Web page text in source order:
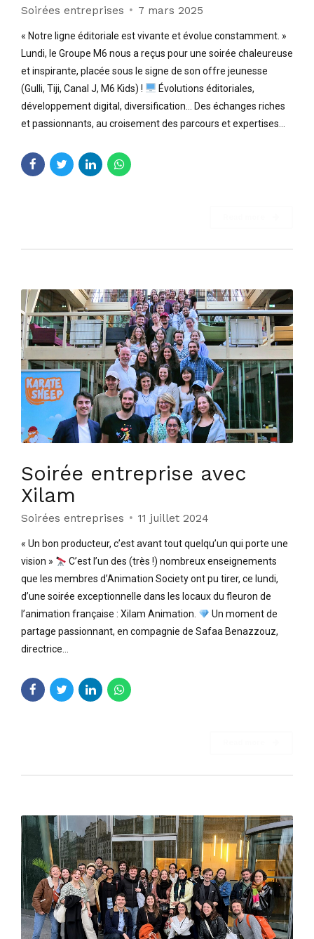
Soirées entreprises 7 mars 2025
« Notre ligne éditoriale est vivante et évolue constamment. »
Lundi, le Groupe M6 nous a reçus pour une soirée chaleureuse
et inspirante, placée sous le signe de son offre jeunesse
(Gulli, Tiji, Canal J, M6 Kids) !
Évolutions éditoriales,
développement digital, diversification… Des échanges riches
et passionnants, au croisement des parcours et expertises...
Soirée entreprise avec
Xilam
Soirées entreprises 11 juillet 2024
« Un bon producteur, c’est avant tout quelqu’un qui porte une
vision »
C’est l’un des (très !) nombreux enseignements
que les membres d’Animation Society ont pu tirer, ce lundi,
d’une soirée exceptionnelle dans les locaux du fleuron de
l’animation française : Xilam Animation.
Un moment de
partage passionnant, en compagnie de Safaa Benazzouz,
directrice...